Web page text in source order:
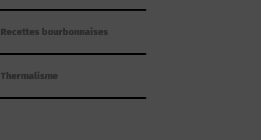
Recettes bourbonnaises
Thermalisme